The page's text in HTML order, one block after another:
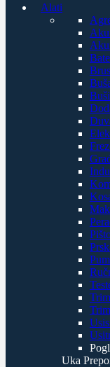
Alati
Uka